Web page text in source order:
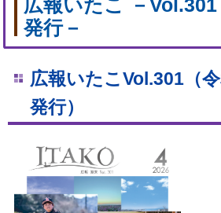
広報いたこ －
発行－
広報いたこVol.301（
発行）